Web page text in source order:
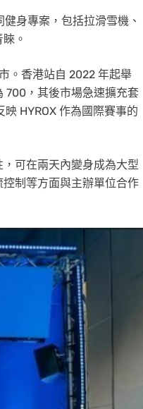
身專案，包括拉滑雪機、
。
。香港站自 2022 年起舉
700，其後市場急速擴充套
HYROX 作為國際賽事的
可在兩天內變身成為大型
制等方面與主辦單位合作